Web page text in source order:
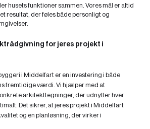
husets funktioner sammen. Vores mål er altid
resultat, der føles både personligt og
for jeres projekt i
i Middelfart er en investering i både
fremtidige værdi. Vi hjælper med at
arkitekttegninger, der udnytter hver
Det sikrer, at jeres projekt i Middelfart
og en planløsning, der virker i